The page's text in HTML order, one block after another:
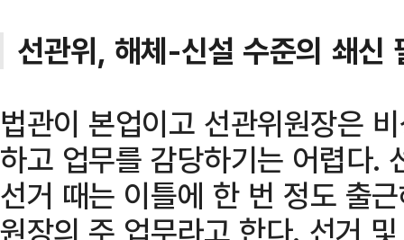
선관위, 해체-신설 수준의 쇄신
법관이 본업이고 선관위원장은
하고 업무를 감당하기는 어렵다
선거 때는 이틀에 한 번 정도 출
원장의 주 업무라고 한다. 선거